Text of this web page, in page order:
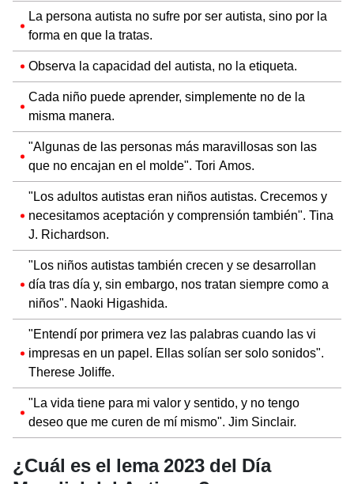
La persona autista no sufre por ser autista, sino por la
forma en que la tratas.
Observa la capacidad del autista, no la etiqueta.
Cada niño puede aprender, simplemente no de la
misma manera.
"Algunas de las personas más maravillosas son las
que no encajan en el molde". Tori Amos.
"Los adultos autistas eran niños autistas. Crecemos y
necesitamos aceptación y comprensión también". Tina
J. Richardson.
"Los niños autistas también crecen y se desarrollan
día tras día y, sin embargo, nos tratan siempre como a
niños". Naoki Higashida.
"Entendí por primera vez las palabras cuando las vi
impresas en un papel. Ellas solían ser solo sonidos".
Therese Joliffe.
"La vida tiene para mi valor y sentido, y no tengo
deseo que me curen de mí mismo". Jim Sinclair.
¿Cuál es el lema 2023 del Día